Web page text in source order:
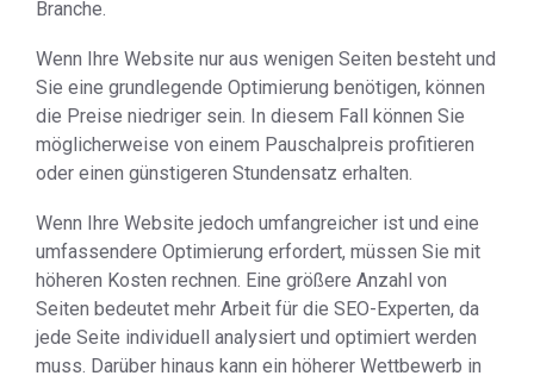
Branche.
Wenn Ihre Website nur aus wenigen Seiten besteht und
Sie eine grundlegende Optimierung benötigen, können
die Preise niedriger sein. In diesem Fall können Sie
möglicherweise von einem Pauschalpreis profitieren
oder einen günstigeren Stundensatz erhalten.
Wenn Ihre Website jedoch umfangreicher ist und eine
umfassendere Optimierung erfordert, müssen Sie mit
höheren Kosten rechnen. Eine größere Anzahl von
Seiten bedeutet mehr Arbeit für die SEO-Experten, da
jede Seite individuell analysiert und optimiert werden
muss. Darüber hinaus kann ein höherer Wettbewerb in